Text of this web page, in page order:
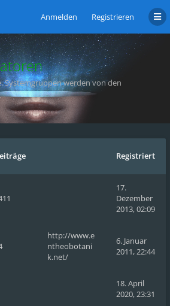
Anmelden Registrieren
Systemgruppen werden von den
Registriert
17.
Dezember
2013, 02:09
http://www.e
ntheobotani
k.net/
6. Januar
2011, 22:44
18. April
2020, 23:31